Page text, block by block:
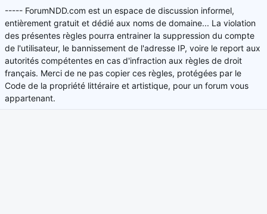
----- ForumNDD.com est un espace de discussion informel,
entièrement gratuit et dédié aux noms de domaine... La violation
des présentes règles pourra entrainer la suppression du compte
de l'utilisateur, le bannissement de l'adresse IP, voire le report aux
autorités compétentes en cas d'infraction aux règles de droit
français. Merci de ne pas copier ces règles, protégées par le
Code de la propriété littéraire et artistique, pour un forum vous
appartenant.